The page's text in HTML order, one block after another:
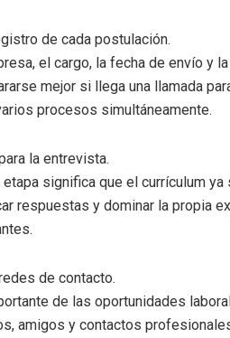
de cada postulación.
el cargo, la fecha de envío y
mejor si llega una llamada
procesos simultáneamente.
la entrevista.
significa que el currículum
respuestas y dominar la propia
de contacto.
de las oportunidades
amigos y contactos